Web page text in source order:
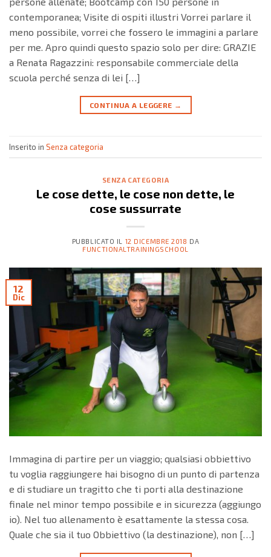
contemporanea; Visite di ospiti illustri Vorrei parlare il
meno possibile, vorrei che fossero le immagini a parlare
per me. Apro quindi questo spazio solo per dire: GRAZIE
a Renata Ragazzini: responsabile commerciale della
scuola perché senza di lei […]
CONTINUA A LEGGERE →
Inserito in Senza categoria
SENZA CATEGORIA
Le cose dette, le cose non dette, le
cose sussurrate
PUBBLICATO IL 12 DICEMBRE 2018 DA
FUNCTIONALTRAININGSCHOOL
12
Dic
Immagina di partire per un viaggio; qualsiasi obbiettivo
tu voglia raggiungere hai bisogno di un punto di partenza
e di studiare un tragitto che ti porti alla destinazione
finale nel minor tempo possibile e in sicurezza (aggiungo
io). Nel tuo allenamento è esattamente la stessa cosa.
Quale che sia il tuo Obbiettivo (la destinazione), non […]